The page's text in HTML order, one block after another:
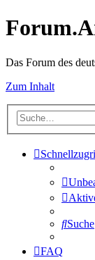
Das Forum des
Zum Inhalt
Suche
FAQ